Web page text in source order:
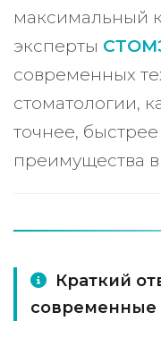
максимальный
эксперты
современных
стоматологии,
точнее,
преимущества
Краткий
современные